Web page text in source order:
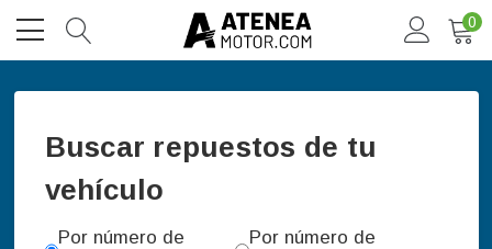
0
Buscar repuestos de tu
vehículo
Por número de
Por número de